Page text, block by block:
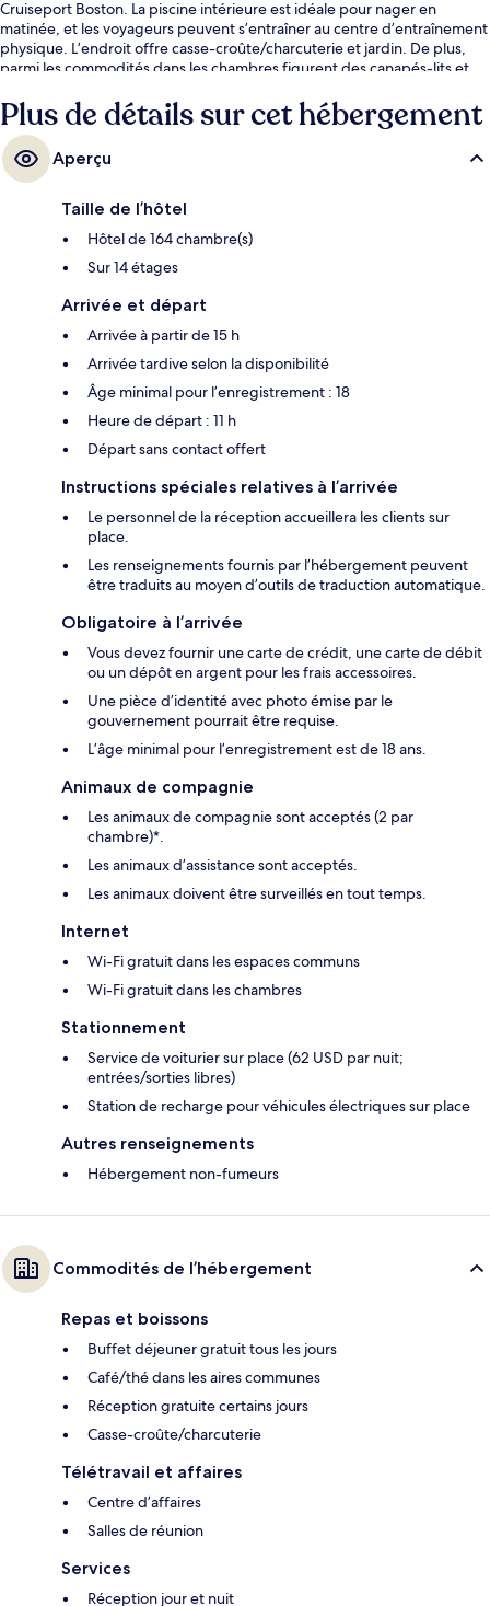
Cruiseport Boston. La piscine intérieure est idéale pour nager en
matinée, et les voyageurs peuvent s’entraîner au centre d’entraînement
physique. L’endroit offre casse-croûte/charcuterie et jardin. De plus,
parmi les commodités dans les chambres figurent des canapés-lits et
vraiment le personnel serviable et le déjeuner.
Plus de détails sur cet hébergement
Aperçu
Taille de l’hôtel
Hôtel de 164 chambre(s)
Sur 14 étages
Arrivée et départ
Arrivée à partir de 15 h
Arrivée tardive selon la disponibilité
Âge minimal pour l’enregistrement : 18
Heure de départ : 11 h
Départ sans contact offert
Instructions spéciales relatives à l’arrivée
Le personnel de la réception accueillera les clients sur
place.
Les renseignements fournis par l’hébergement peuvent
être traduits au moyen d’outils de traduction automatique.
Obligatoire à l’arrivée
Vous devez fournir une carte de crédit, une carte de débit
ou un dépôt en argent pour les frais accessoires.
Une pièce d’identité avec photo émise par le
gouvernement pourrait être requise.
L’âge minimal pour l’enregistrement est de 18 ans.
Animaux de compagnie
Les animaux de compagnie sont acceptés (2 par
chambre)*.
Les animaux d’assistance sont acceptés.
Les animaux doivent être surveillés en tout temps.
Internet
Wi-Fi gratuit dans les espaces communs
Wi-Fi gratuit dans les chambres
Stationnement
Service de voiturier sur place (62 USD par nuit;
entrées/sorties libres)
Station de recharge pour véhicules électriques sur place
Autres renseignements
Hébergement non-fumeurs
Commodités de l’hébergement
Repas et boissons
Buffet déjeuner gratuit tous les jours
Café/thé dans les aires communes
Réception gratuite certains jours
Casse-croûte/charcuterie
Télétravail et affaires
Centre d’affaires
Salles de réunion
Services
Réception jour et nuit